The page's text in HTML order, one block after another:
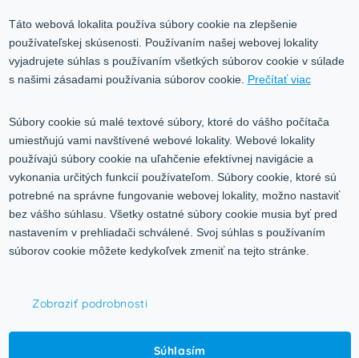
Služby
Kontakt
Ochrana osobných údajov
Blog
Kontakt
Volgogradská 9, 08001 Prešov
0917 353 303
predajna@inco-ag.sk
© 2015-2026,INCO - AG, s.r.o.
Táto webová lokalita používa súbory cookie na zlepšenie
používateľskej skúsenosti. Používaním našej webovej lokality
vyjadrujete súhlas s používaním všetkých súborov cookie v súlade
s našimi zásadami používania súborov cookie. Prečítať viac
Súbory cookie sú malé textové súbory, ktoré do vášho počítača
umiestňujú vami navštívené webové lokality. Webové lokality
používajú súbory cookie na uľahčenie efektívnej navigácie a
vykonania určitých funkcií používateľom. Súbory cookie, ktoré sú
potrebné na správne fungovanie webovej lokality, možno nastaviť
bez vášho súhlasu. Všetky ostatné súbory cookie musia byť pred
nastavením v prehliadači schválené. Svoj súhlas s používaním
súborov cookie môžete kedykoľvek zmeniť na tejto stránke.
Zobraziť podrobnosti
Súhlasím